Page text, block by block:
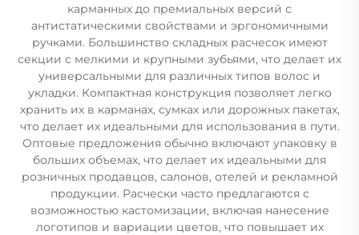
карманных до премиальных версий с
антистатическими свойствами и эргономичными
ручками. Большинство складных расчесок имеют
секции с мелкими и крупными зубьями, что делает их
универсальными для различных типов волос и
укладки. Компактная конструкция позволяет легко
хранить их в карманах, сумках или дорожных пакетах,
что делает их идеальными для использования в пути.
Оптовые предложения обычно включают упаковку в
больших объемах, что делает их идеальными для
розничных продавцов, салонов, отелей и рекламной
продукции. Расчески часто предлагаются с
возможностью кастомизации, включая нанесение
логотипов и вариации цветов, что повышает их